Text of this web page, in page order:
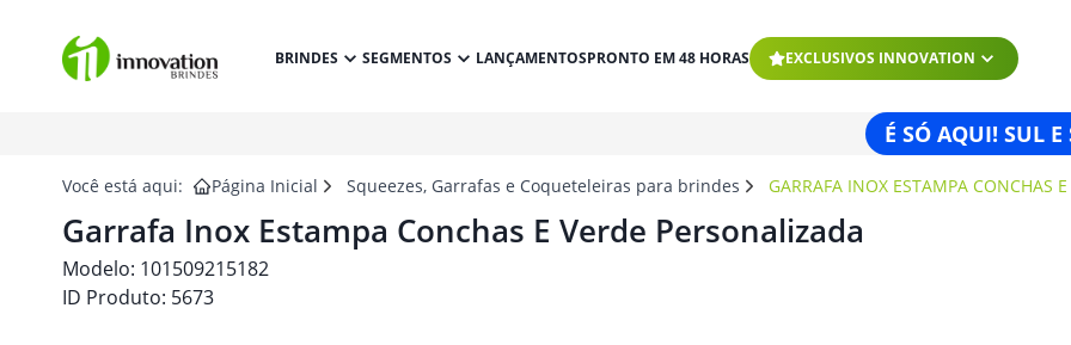
BRINDES SEGMENTOS LANÇAMENTOSPRONTO EM 48 HORAS EXCLUSIVOS INNOVATION
É SÓ AQUI! SUL E
Você está aqui: Página Inicial Squeezes, Garrafas e Coqueteleiras para brindes GARRAFA INOX ESTAMPA CONCHAS
Garrafa Inox Estampa Conchas E Verde Personalizada
Modelo: 101509215182
ID Produto: 5673